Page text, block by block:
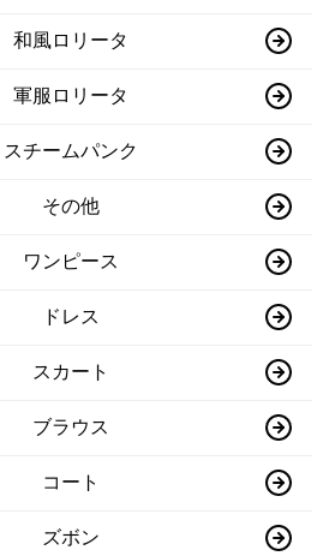
和風ロリータ
軍服ロリータ
スチームパンク
その他
ワンピース
ドレス
スカート
ブラウス
コート
ズボン